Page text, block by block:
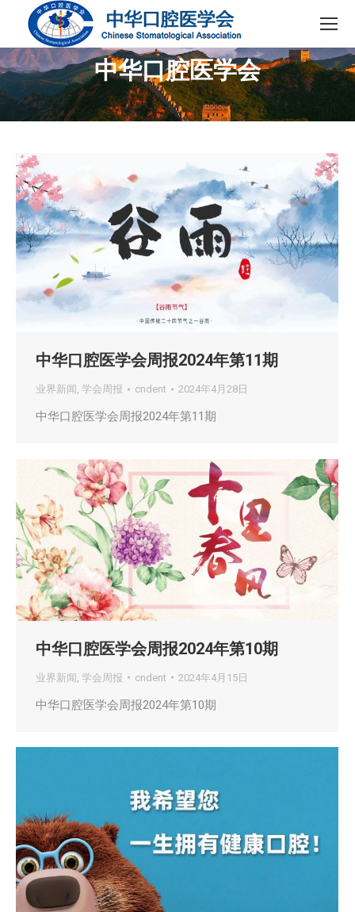
中华口腔医学会
您在这里：
中华口腔医学会周报2024年第11期
业界新闻 , 学会周报 cndent 2024年4月28日
中华口腔医学会周报2024年第11期
中华口腔医学会周报2024年第10期
业界新闻 学会周报 cndent 2024年4月15日
中华口腔医学会周报2024年第10期